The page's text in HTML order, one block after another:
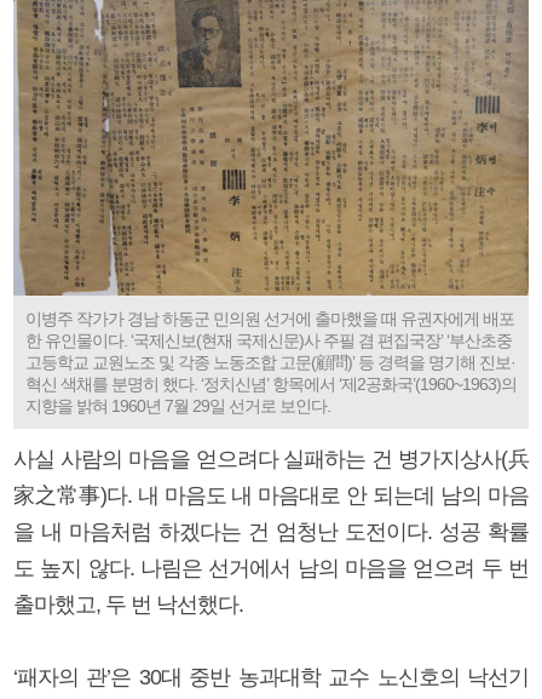
이병주 작가가 경남 하동군 민의원 선거에 출마했을 때 유권자에게 배포
한 유인물이다. ‘국제신보(현재 국제신문)사 주필 겸 편집국장’ ‘부산초중
고등학교 교원노조 및 각종 노동조합 고문(顧問)’ 등 경력을 명기해 진보·
혁신 색채를 분명히 했다. ‘정치신념’ 항목에서 ‘제2공화국’(1960~1963)의
지향을 밝혀 1960년 7월 29일 선거로 보인다.
사실 사람의 마음을 얻으려다 실패하는 건 병가지상사(兵
家之常事)다. 내 마음도 내 마음대로 안 되는데 남의 마음
을 내 마음처럼 하겠다는 건 엄청난 도전이다. 성공 확률
도 높지 않다. 나림은 선거에서 남의 마음을 얻으려 두 번
출마했고, 두 번 낙선했다.
‘패자의 관’은 30대 중반 농과대학 교수 노신호의 낙선기